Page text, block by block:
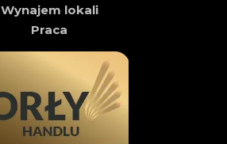
Wynajem lokali
Praca